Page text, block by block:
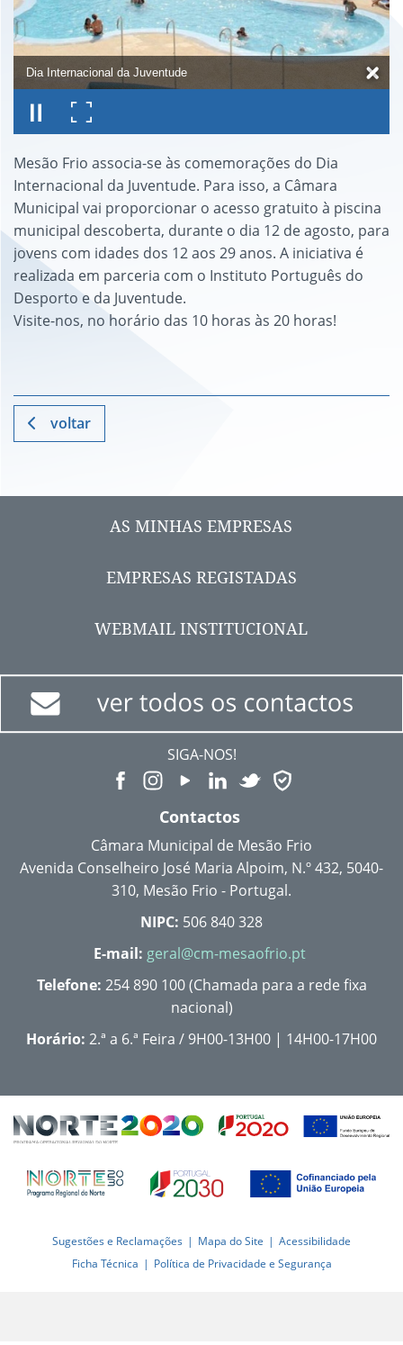
Dia Internacional da Juventude
Mesão Frio associa-se às comemorações do Dia
Internacional da Juventude. Para isso, a Câmara
Municipal vai proporcionar o acesso gratuito à piscina
municipal descoberta, durante o dia 12 de agosto, para
jovens com idades dos 12 aos 29 anos. A iniciativa é
realizada em parceria com o Instituto Português do
Desporto e da Juventude.
Visite-nos, no horário das 10 horas às 20 horas!
voltar
AS MINHAS EMPRESAS
EMPRESAS REGISTADAS
WEBMAIL INSTITUCIONAL
SIGA-NOS!
Contactos
Câmara Municipal de Mesão Frio
Avenida Conselheiro José Maria Alpoim, N.º 432, 5040-
310, Mesão Frio - Portugal.
NIPC: 506 840 328
E-mail: geral@cm-mesaofrio.pt
Telefone: 254 890 100 (Chamada para a rede fixa
nacional)
Horário: 2.ª a 6.ª Feira / 9H00-13H00 | 14H00-17H00
Sugestões e Reclamações Mapa do Site
Acessibilidade
Ficha Técnica
Política de Privacidade e Segurança